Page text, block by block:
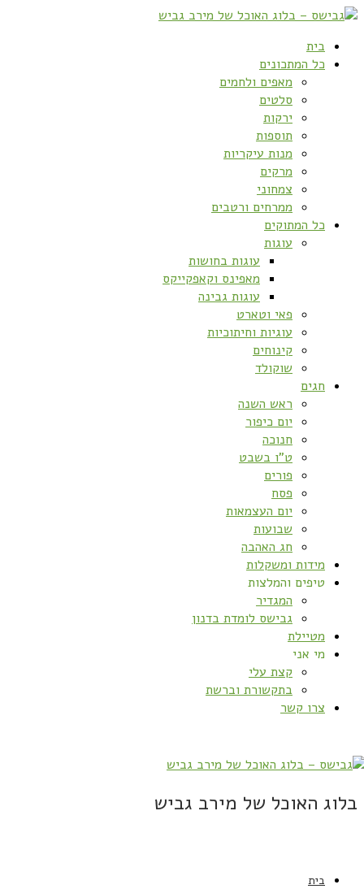
בית
כל המתכונים
מאפים ולחמים
סלטים
ירקות
תוספות
מנות עיקריות
מרקים
צמחוני
ממרחים ורטבים
כל המתוקים
עוגות
עוגות בחושות
מאפינס וקאפקייקס
עוגות גבינה
פאי וטארט
עוגיות וחיתוכיות
קינוחים
שוקולד
חגים
ראש השנה
יום כיפור
חנוכה
ט”ו בשבט
פורים
פסח
יום העצמאות
שבועות
חג האהבה
מידות ומשקלות
טיפים והמלצות
המגדיר
גבישס לומדת בדנון
מטיילת
מי אני
קצת עלי
בתקשורת וברשת
צרו קשר
בלוג האוכל של מירב גביש
בית